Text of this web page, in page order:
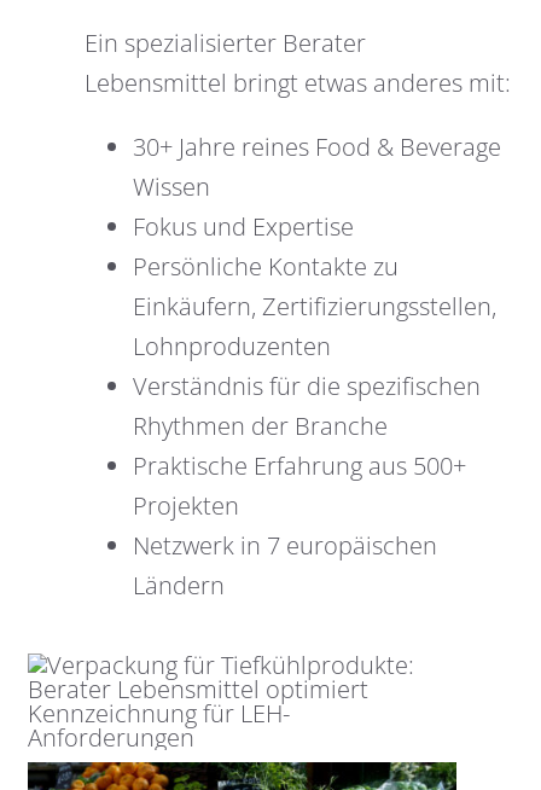
Ein spezialisierter Berater
Lebensmittel bringt etwas anderes mit:
30+ Jahre reines Food & Beverage
Wissen
Fokus und Expertise
Persönliche Kontakte zu
Einkäufern, Zertifizierungsstellen,
Lohnproduzenten
Verständnis für die spezifischen
Rhythmen der Branche
Praktische Erfahrung aus 500+
Projekten
Netzwerk in 7 europäischen
Ländern